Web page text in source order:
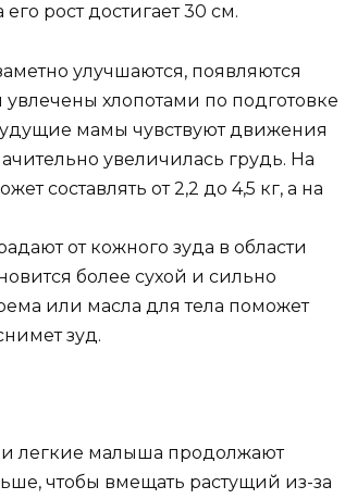
рост достигает 30 см.
улучшаются, появляются
хлопотами по подготовке
мамы чувствуют движения
увеличилась грудь. На
составлять от 2,2 до 4,5 кг, а на
от кожного зуда в области
более сухой и сильно
или масла для тела поможет
зуд.
легкие малыша продолжают
чтобы вмещать растущий из-за